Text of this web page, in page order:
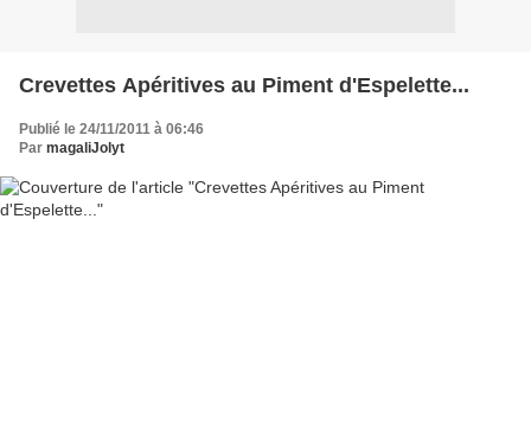
Crevettes Apéritives au Piment d'Espelette...
Publié le 24/11/2011 à 06:46
Par magaliJolyt